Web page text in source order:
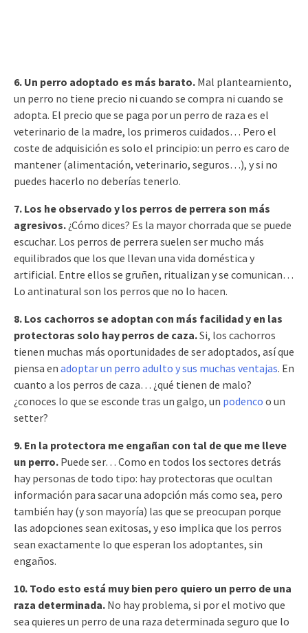
6. Un perro adoptado es más barato. Mal planteamiento,
un perro no tiene precio ni cuando se compra ni cuando se
adopta. El precio que se paga por un perro de raza es el
veterinario de la madre, los primeros cuidados… Pero el
coste de adquisición es solo el principio: un perro es caro de
mantener (alimentación, veterinario, seguros…), y si no
puedes hacerlo no deberías tenerlo.
7. Los he observado y los perros de perrera son más
agresivos. ¿Cómo dices? Es la mayor chorrada que se puede
escuchar. Los perros de perrera suelen ser mucho más
equilibrados que los que llevan una vida doméstica y
artificial. Entre ellos se gruñen, ritualizan y se comunican…
Lo antinatural son los perros que no lo hacen.
8. Los cachorros se adoptan con más facilidad y en las
protectoras solo hay perros de caza.Si, los cachorros
tienen muchas más oportunidades de ser adoptados, así que
piensa en adoptar un perro adulto y sus muchas ventajas. En
cuanto a los perros de caza… ¿qué tienen de malo?
¿conoces lo que se esconde tras un galgo, un podenco o un
setter?
9. En la protectora me engañan con tal de que me lleve
un perro. Puede ser… Como en todos los sectores detrás
hay personas de todo tipo: hay protectoras que ocultan
información para sacar una adopción más como sea, pero
también hay (y son mayoría) las que se preocupan porque
las adopciones sean exitosas, y eso implica que los perros
sean exactamente lo que esperan los adoptantes, sin
engaños.
10. Todo esto está muy bien pero quiero un perro de una
raza determinada. No hay problema, si por el motivo que
sea quieres un perro de una raza determinada seguro que lo